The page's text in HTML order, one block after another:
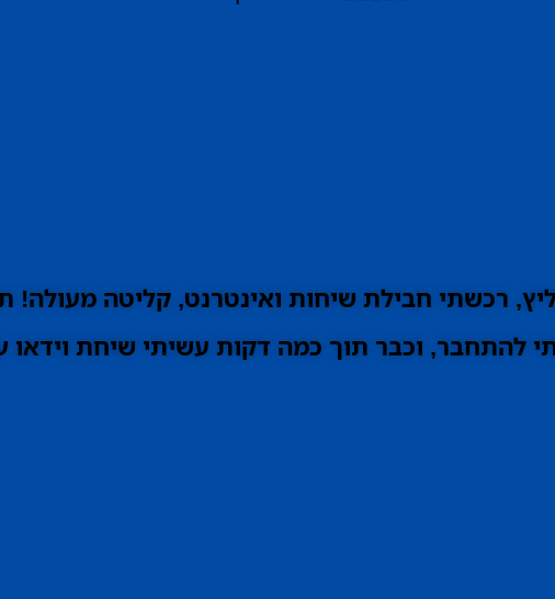
רכשתי חבילת שיחות ואינטרנט, קליטה מעולה!
להתחבר, וכבר תוך כמה דקות עשיתי שיחת וידאו